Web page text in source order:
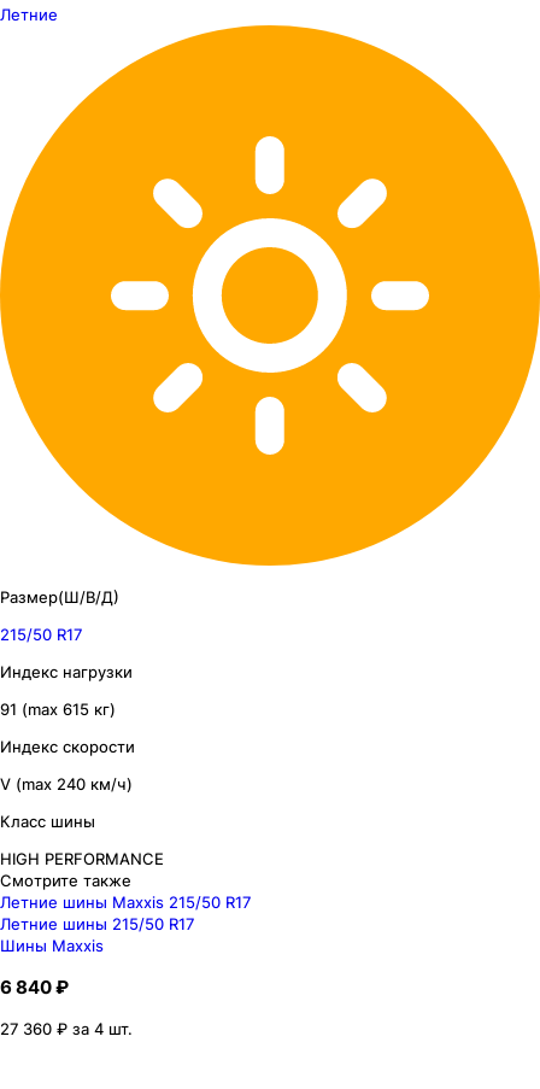
Летние
Размер(Ш/В/Д)
215/50 R17
Индекс нагрузки
91 (max 615 кг)
Индекс скорости
V (max 240 км/ч)
Класс шины
HIGH PERFORMANCE
Смотрите также
Летние шины Maxxis 215/50 R17
Летние шины 215/50 R17
Шины Maxxis
6 840 ₽
27 360 ₽ за 4 шт.